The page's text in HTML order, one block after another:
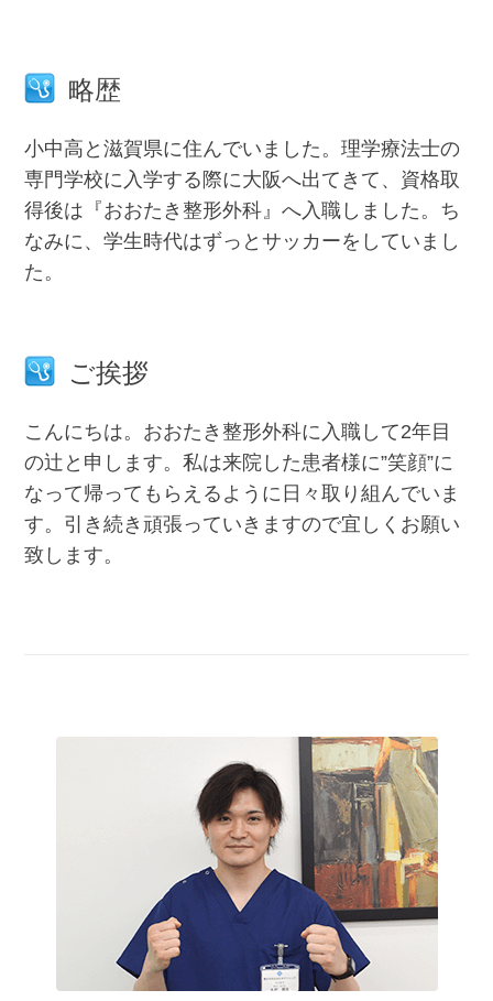
略歴
小中高と滋賀県に住んでいました。理学療法士の
専門学校に入学する際に大阪へ出てきて、資格取
得後は『おおたき整形外科』へ入職しました。ち
なみに、学生時代はずっとサッカーをしていまし
た。
ご挨拶
こんにちは。おおたき整形外科に入職して2年目
の辻と申します。私は来院した患者様に”笑顔”に
なって帰ってもらえるように日々取り組んでいま
す。引き続き頑張っていきますので宜しくお願い
致します。